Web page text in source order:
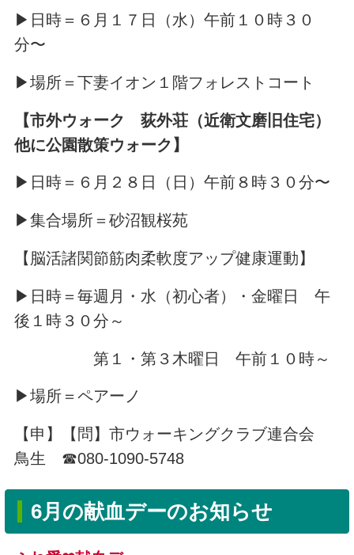
▶日時＝６月１７日（水）午前１０時３０
分〜
▶場所＝下妻イオン１階フォレストコート
【市外ウォーク 荻外荘（近衛文磨旧住宅）
他に公園散策ウォーク】
▶日時＝６月２８日（日）午前８時３０分〜
▶集合場所＝砂沼観桜苑
【脳活諸関節筋肉柔軟度アップ健康運動】
▶日時＝毎週月・水（初心者）・金曜日 午
後１時３０分～
第１・第３木曜日 午前１０時～
▶場所＝ペアーノ
【申】【問】市ウォーキングクラブ連合会
鳥生 ☎080-1090-5748
6月の献血デーのお知らせ